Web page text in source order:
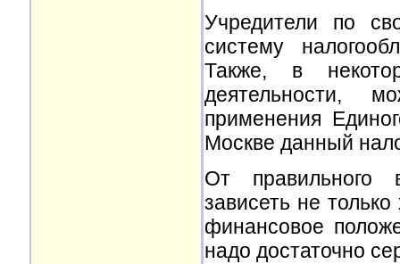
Учредители по
систему
Также, в
деятельности,
применения
Москве данный
От правильного
зависеть не
финансовое
надо достаточно